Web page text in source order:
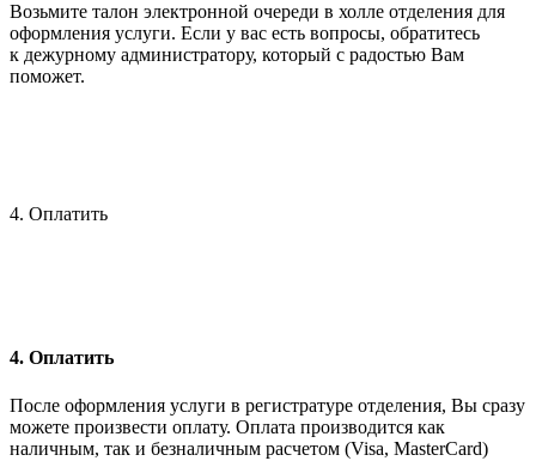
Возьмите талон электронной очереди в холле отделения для
оформления услуги. Если у вас есть вопросы, обратитесь
к дежурному администратору, который с радостью Вам
поможет.
4. Оплатить
4. Оплатить
После оформления услуги в регистратуре отделения, Вы сразу
можете произвести оплату. Оплата производится как
наличным, так и безналичным расчетом (Visa, MasterCard)